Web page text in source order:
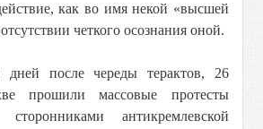
как во имя некой «высшей
четкого осознания оной.
дней после череды терактов, 26
прошили массовые протесты
сторонниками антикремлевской